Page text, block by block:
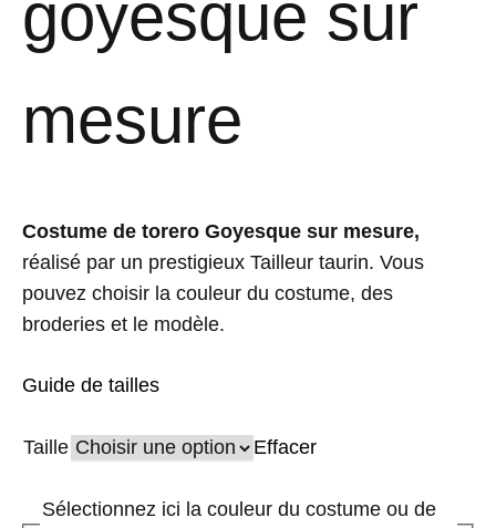
goyesque sur
mesure
Costume de torero Goyesque sur mesure,
réalisé par un prestigieux Tailleur taurin. Vous
pouvez choisir la couleur du costume, des
broderies et le modèle.
Guide de tailles
Taille Effacer
Sélectionnez ici la couleur du costume ou de